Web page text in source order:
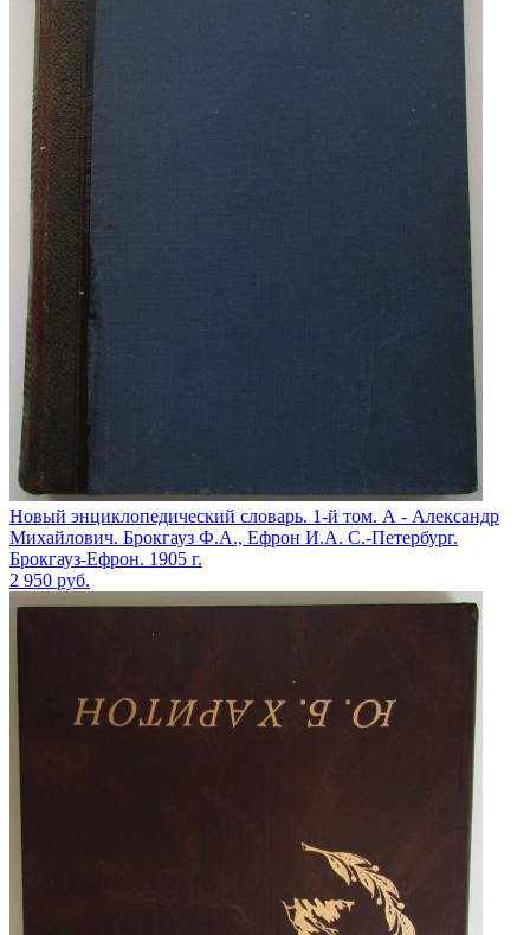
Новый энциклопедический словарь. 1-й том. А - Александр
Михайлович. Брокгауз Ф.А., Ефрон И.А. С.-Петербург.
Брокгауз-Ефрон. 1905 г.
2 950 руб.